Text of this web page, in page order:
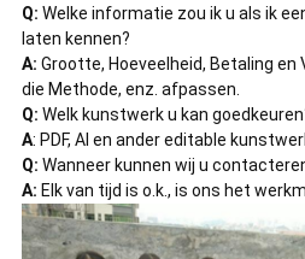
Q: Welke informatie zou ik u als ik
laten kennen?
A: Grootte, Hoeveelheid, Betaling
die Methode, enz. afpassen.
Q: Welk kunstwerk u kan
A: PDF, AI en ander editable
Q: Wanneer kunnen wij u
A: Elk van tijd is o.k., is ons het